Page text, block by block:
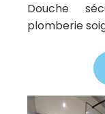
Douche
plomberie